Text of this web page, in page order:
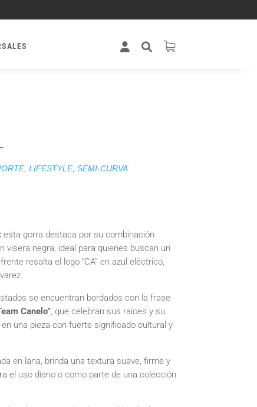
, LIFESTYLE, SEMI-CURVA
esta gorra destaca por su combinación
visera negra, ideal para quienes buscan un
resalta el logo “CA” en azul eléctrico,
se encuentran bordados con la frase
Canelo”, que celebran sus raíces y su
una pieza con fuerte significado cultural y
en lana, brinda una textura suave, firme y
el uso diario o como parte de una colección